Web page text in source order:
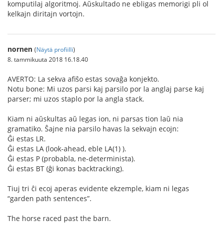
komputilaj algoritmoj. Aŭskultado ne ebligas memorigi pli ol
kelkajn diritajn vortojn.
nornen (Näytä profiilli)
8. tammikuuta 2018 16.18.40
AVERTO: La sekva afiŝo estas sovaĝa konjekto.
Notu bone: Mi uzos parsi kaj parsilo por la anglaj parse kaj
parser; mi uzos staplo por la angla stack.
Kiam ni aŭskultas aŭ legas ion, ni parsas tion laŭ nia
gramatiko. Ŝajne nia parsilo havas la sekvajn ecojn:
Ĝi estas LR.
Ĝi estas LA (look-ahead, eble LA(1) ).
Ĝi estas P (probabla, ne-determinista).
Ĝi estas BT (ĝi konas backtracking).
Tiuj tri ĉi ecoj aperas evidente ekzemple, kiam ni legas
“garden path sentences”.
The horse raced past the barn.